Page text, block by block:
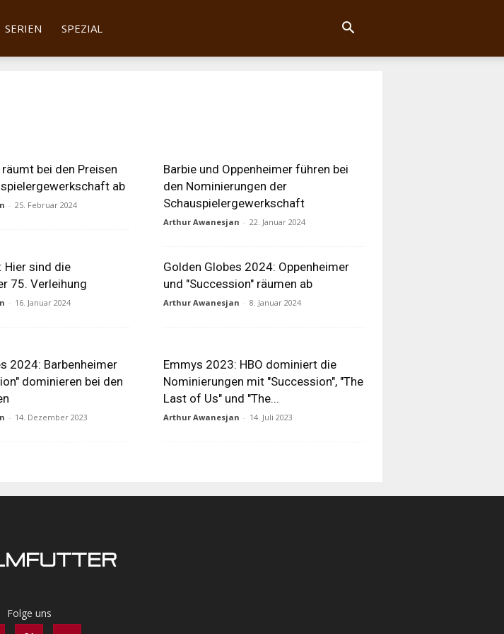
SERIEN SPEZIAL
bei den Preisen
ab
- 25. Februar 2024
Barbie und Oppenheimer führen bei
den Nominierungen der
Schauspielergewerkschaft
Arthur Awanesjan - 22. Januar 2024
Hier sind die
75. Verleihung
- 16. Januar 2024
Golden Globes 2024: Oppenheimer
und "Succession" räumen ab
Arthur Awanesjan - 8. Januar 2024
2024: Barbenheimer
dominieren bei den
- 14. Dezember 2023
Emmys 2023: HBO dominiert die
Nominierungen mit "Succession", "The
Last of Us" und "The...
Arthur Awanesjan - 14. Juli 2023
Folge uns